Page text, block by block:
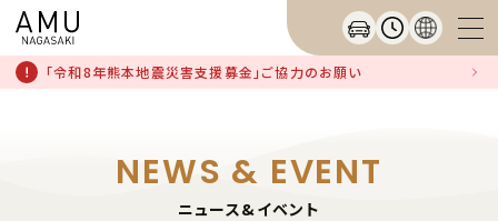
「令和8年熊本地震災害支援募金」ご協力のお願い
NEWS & EVENT
ニュース&イベント